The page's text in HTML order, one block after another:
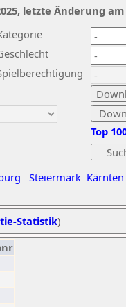
Steiermark Kärnten
Top
letzte Änderung
Statistik)